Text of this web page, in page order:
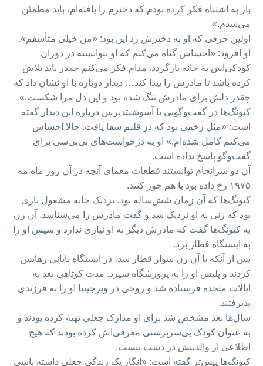
بار به اشتباه فکر کرده بودم که دخترم را یافته‌ام، باید مطمئن
می‌شدم.»
اولین حرفی که او به دخترش زد این بود: «من خیلی متأسفم».
او افزود: «احساس گناه می‌کنم که او نتوانسته در دوران
کودکی‌اش به خانه بازگردد. مدام فکر می‌کنم چقدر باید تلاش
کرده باشد تا مادرش را پیدا کند… دیدار دوباره با او نشان داد که
چقدر دلش برای مادرش تنگ شده بود و این دل مرا شکست.»
کیونگ‌ها در گفت‌وگویی با آسوشیتدپرس درباره این دیدار گفته
است: «مثل زخمی بود که در قلبم شفا یافت. حالا احساس
می‌کنم کامل شده‌ام.» او به درخواست‌های بی‌بی‌سی برای
گفت‌وگو پاسخ نداده است.
آن دو سرانجام توانستند قطعات معمای آنچه در آن روز ماه مه
۱۹۷۵ رخ داده بود با هم جور کنند.
کیونگ‌ها که آن زمان شش‌ساله بود، نزدیک خانه مشغول بازی
بود که زنی به او نزدیک شد و گفت مادرش را می‌شناسد. آن زن
به کیونگ‌ها گفت که مادرش دیگر به او نیازی ندارد و سپس او را
به ایستگاه قطار برد.
پس از آنکه با آن زن سوار قطار شد، در ایستگاه پایانی رهایش
کردند و پلیس او را به پرورشگاه سپرد. مدت کوتاهی بعد به
ایالات متحده فرستاده شد و زوجی در ویرجینیا او را به فرزندی
پذیرفتند.
سال‌ها بعد مشخص شد برای او مدارک جعلی تهیه کرده بودند و
به عنوان کودک بی‌سرپرستی معرفی‌اش کرده بودند که هیچ
اطلاعی از والدینش در دست نیست.
کیونگ‌ها پیش‌تر گفته است: «انگار یک زندگی جعلی داشته باشی